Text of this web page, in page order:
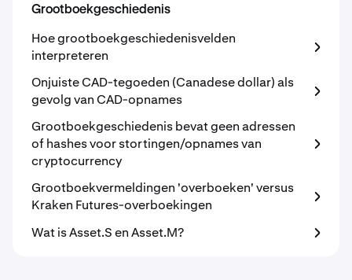
Grootboekgeschiedenis
Hoe grootboekgeschiedenisvelden
interpreteren
Onjuiste CAD-tegoeden (Canadese dollar) als
gevolg van CAD-opnames
Grootboekgeschiedenis bevat geen adressen
of hashes voor stortingen/opnames van
cryptocurrency
Grootboekvermeldingen 'overboeken' versus
Kraken Futures-overboekingen
Wat is Asset.S en Asset.M?